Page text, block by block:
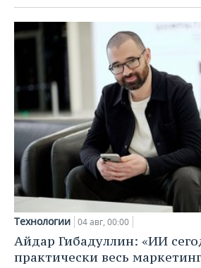
Технологии 04 авг, 00:00
Айдар Гибадуллин: «ИИ
практически весь